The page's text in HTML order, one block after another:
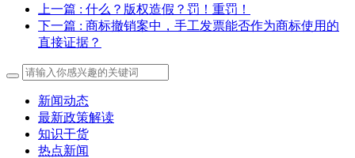
上一篇 : 什么？版权造假？罚！重罚！
下一篇 : 商标撤销案中，手工发票能否作为商标使用的
直接证据？
新闻动态
最新政策解读
知识干货
热点新闻